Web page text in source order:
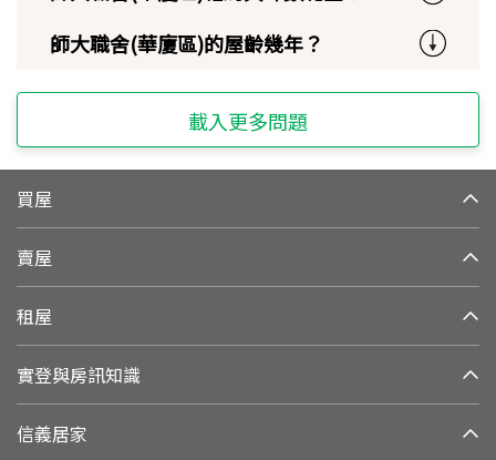
師大職舍(華廈區)的屋齡幾年？
載入更多問題
買屋
賣屋
租屋
實登與房訊知識
信義居家